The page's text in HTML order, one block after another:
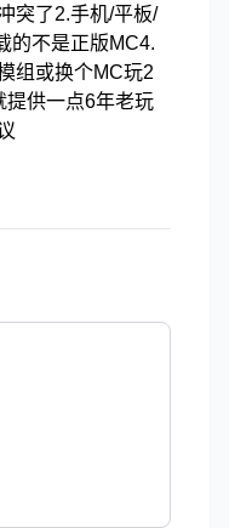
突了2.手机/平板/
的不是正版MC4.
组或换个MC玩2
提供一点6年老玩